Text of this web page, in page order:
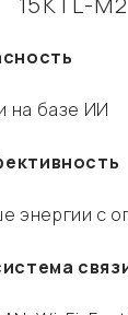
на базе ИИ
энергии с